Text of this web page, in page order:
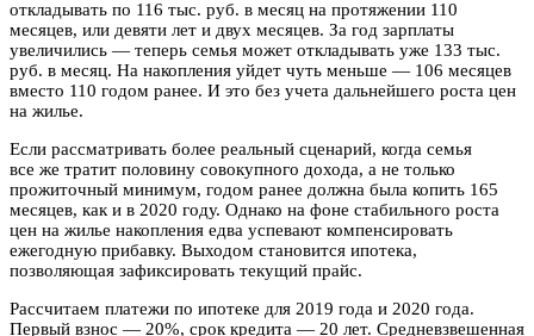
откладывать по 116 тыс. руб. в месяц на протяжении 110
месяцев, или девяти лет и двух месяцев. За год зарплаты
увеличились — теперь семья может откладывать уже 133 тыс.
руб. в месяц. На накопления уйдет чуть меньше — 106 месяцев
вместо 110 годом ранее. И это без учета дальнейшего роста цен
на жилье.
Если рассматривать более реальный сценарий, когда семья
все же тратит половину совокупного дохода, а не только
прожиточный минимум, годом ранее должна была копить 165
месяцев, как и в 2020 году. Однако на фоне стабильного роста
цен на жилье накопления едва успевают компенсировать
ежегодную прибавку. Выходом становится ипотека,
позволяющая зафиксировать текущий прайс.
Рассчитаем платежи по ипотеке для 2019 года и 2020 года.
Первый взнос — 20%, срок кредита — 20 лет. Средневзвешенная